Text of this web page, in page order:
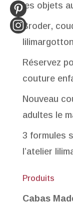
les objets
Broder,
lilimargotton
Réservez
couture
Nouveau
adultes le
3 formules
l’atelier
Produits
Cabas